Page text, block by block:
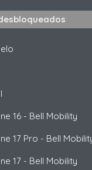
16 - Bell Mobility
17 Pro - Bell
17 - Bell Mobility